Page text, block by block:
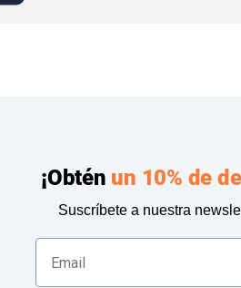
¡Obtén un 10% de
Suscríbete a nuestra